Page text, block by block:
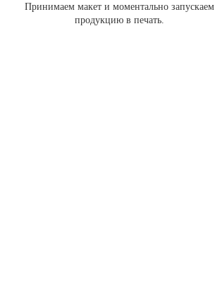
Принимаем макет и моментально запускаем
продукцию в печать.